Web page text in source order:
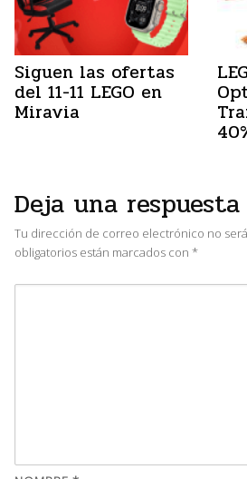
Siguen las ofertas
del 11-11 LEGO en
Miravia
Deja una respuesta
Tu dirección de correo electrónico no
obligatorios están marcados con *